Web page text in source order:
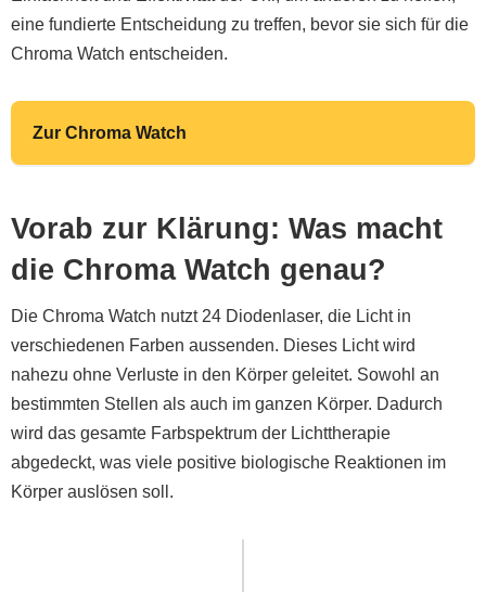
eine fundierte Entscheidung zu treffen, bevor sie sich für die
Chroma Watch entscheiden.
Zur Chroma Watch
Vorab zur Klärung: Was macht
die Chroma Watch genau?
Die Chroma Watch nutzt 24 Diodenlaser, die Licht in
verschiedenen Farben aussenden. Dieses Licht wird
nahezu ohne Verluste in den Körper geleitet. Sowohl an
bestimmten Stellen als auch im ganzen Körper. Dadurch
wird das gesamte Farbspektrum der Lichttherapie
abgedeckt, was viele positive biologische Reaktionen im
Körper auslösen soll.